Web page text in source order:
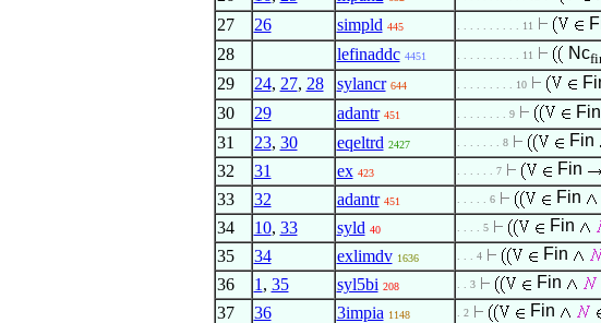
27
26 simpld 445 . . . . . . . . . . 11
28
lefinaddc 4451 . . . . . . . . . . 11 Nc
29 24, 27, 28 sylancr 644 . . . . . . . . . 10
30 29 adantr 451 . . . . . . . . 9 Fin
31 23, 30 eqeltrd 2427 . . . . . . . 8 Fin
32 31 ex 423 . . . . . . 7 Fin
33 32 adantr 451 . . . . . 6 Fin
34 10, 33 syld 40 . . . . 5 Fin
35 34 exlimdv 1636 . . . 4 Fin
36 1 , 35 syl5bi 208 . . 3 Fin
37 36 3impia 1148 . 2 Fin